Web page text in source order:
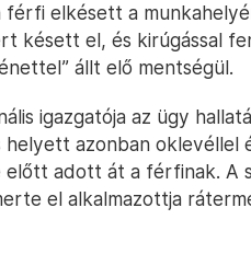
elkésett a
késett el, és kirúgással
állt elő mentségül.
igazgatója az ügy
azonban oklevéllel
előtt adott át a férfinak. A
el alkalmazottja